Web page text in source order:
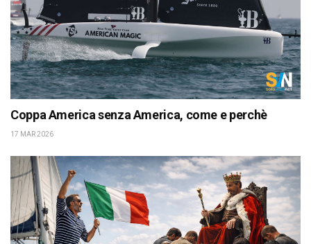
Coppa America senza America, come e perchè
17 MAR 2026